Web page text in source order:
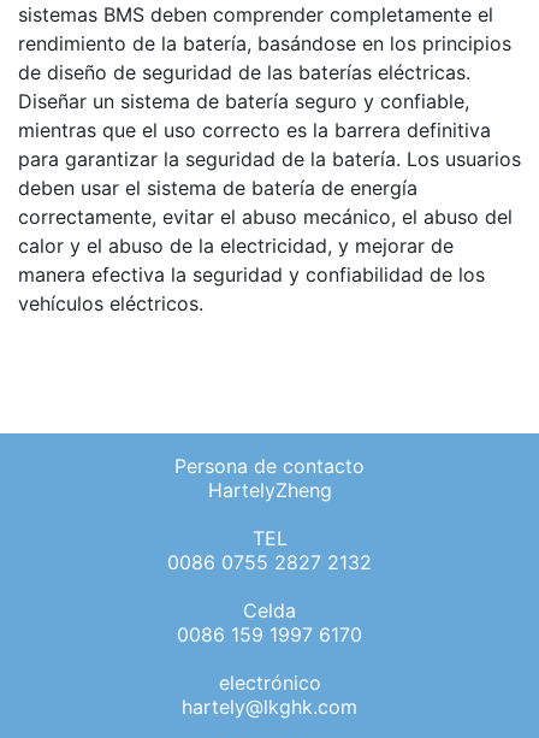
sistemas BMS deben comprender completamente el
rendimiento de la batería, basándose en los principios
de diseño de seguridad de las baterías eléctricas.
Diseñar un sistema de batería seguro y confiable,
mientras que el uso correcto es la barrera definitiva
para garantizar la seguridad de la batería. Los usuarios
deben usar el sistema de batería de energía
correctamente, evitar el abuso mecánico, el abuso del
calor y el abuso de la electricidad, y mejorar de
manera efectiva la seguridad y confiabilidad de los
vehículos eléctricos.
Persona de contacto
HartelyZheng
TEL
0086 0755 2827 2132
Celda
0086 159 1997 6170
electrónico
hartely@lkghk.com